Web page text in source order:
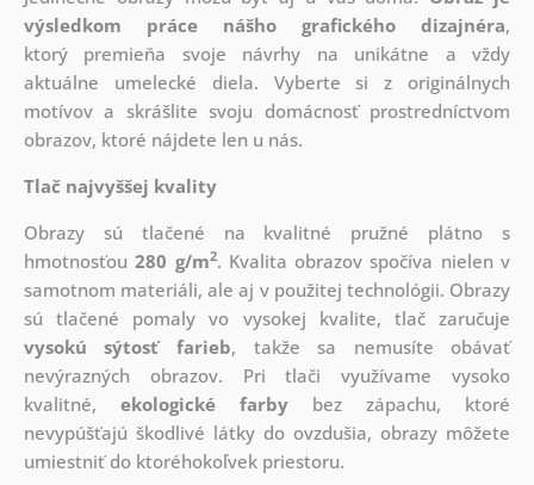
výsledkom práce nášho grafického dizajnéra,
ktorý premieňa svoje návrhy na unikátne a vždy
aktuálne umelecké diela. Vyberte si z originálnych
motívov a skrášlite svoju domácnosť prostredníctvom
obrazov, ktoré nájdete len u nás.
Tlač najvyššej kvality
Obrazy sú tlačené na kvalitné pružné plátno s
hmotnosťou280 g/m2. Kvalita obrazov spočíva nielen v
samotnom materiáli, ale aj v použitej technológii. Obrazy
sú tlačené pomaly vo vysokej kvalite, tlač zaručuje
vysokú sýtosť farieb, takže sa nemusíte obávať
nevýrazných obrazov. Pri tlači využívame vysoko
kvalitné, ekologické farby bez zápachu, ktoré
nevypúšťajú škodlivé látky do ovzdušia, obrazy môžete
umiestniť do ktoréhokoľvek priestoru.